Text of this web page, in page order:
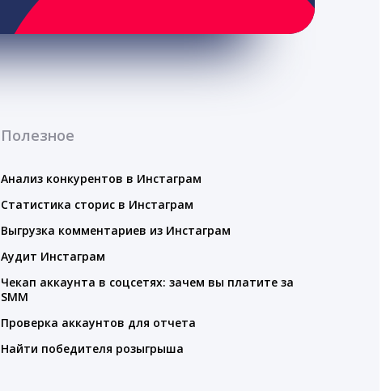
Полезное
Анализ конкурентов в Инстаграм
Статистика сторис в Инстаграм
Выгрузка комментариев из Инстаграм
Аудит Инстаграм
Чекап аккаунта в соцсетях: зачем вы платите за
SMM
Проверка аккаунтов для отчета
Найти победителя розыгрыша